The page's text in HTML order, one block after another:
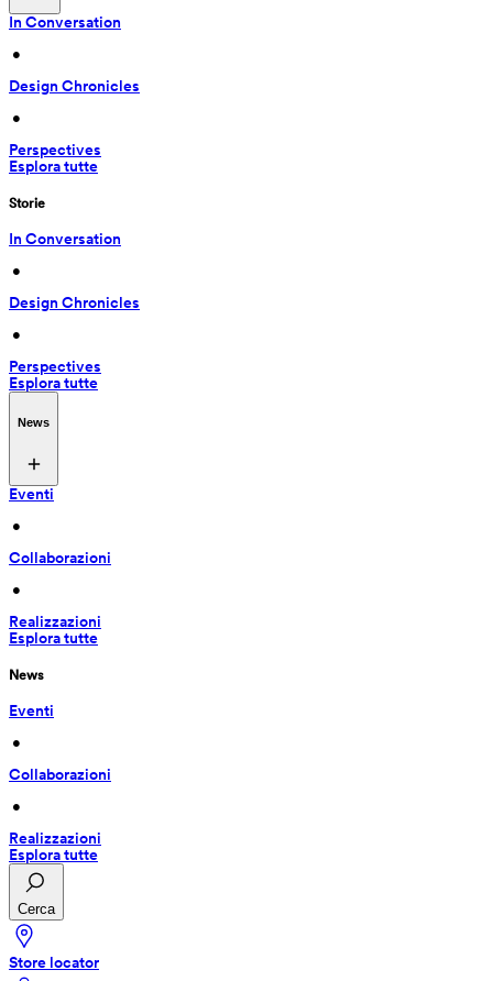
In Conversation
•
Design Chronicles
•
Perspectives
Esplora tutte
Storie
In Conversation
•
Design Chronicles
•
Perspectives
Esplora tutte
News
Eventi
•
Collaborazioni
•
Realizzazioni
Esplora tutte
News
Eventi
•
Collaborazioni
•
Realizzazioni
Esplora tutte
Cerca
Store locator